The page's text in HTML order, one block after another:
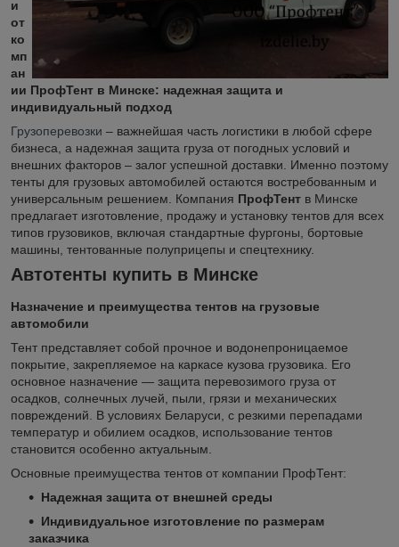
и
от
ко
мп
ан
ии ПрофТент в Минске: надежная защита и
индивидуальный подход
Грузоперевозки – важнейшая часть логистики в любой сфере
бизнеса, а надежная защита груза от погодных условий и
внешних факторов – залог успешной доставки. Именно поэтому
тенты для грузовых автомобилей остаются востребованным и
универсальным решением. Компания ПрофТент в Минске
предлагает изготовление, продажу и установку тентов для всех
типов грузовиков, включая стандартные фургоны, бортовые
машины, тентованные полуприцепы и спецтехнику.
Автотенты купить в Минске
Назначение и преимущества тентов на грузовые
автомобили
Тент представляет собой прочное и водонепроницаемое
покрытие, закрепляемое на каркасе кузова грузовика. Его
основное назначение — защита перевозимого груза от
осадков, солнечных лучей, пыли, грязи и механических
повреждений. В условиях Беларуси, с резкими перепадами
температур и обилием осадков, использование тентов
становится особенно актуальным.
Основные преимущества тентов от компании ПрофТент:
Надежная защита от внешней среды
Индивидуальное изготовление по размерам
заказчика